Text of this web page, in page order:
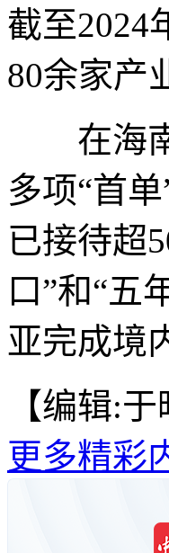
截至2024
80余家产
在海南
多项“首
已接待超
口”和“五
亚完成境
【编辑:于
更多精彩